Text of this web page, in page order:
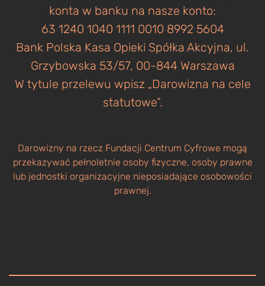
konta w banku na nasze konto:
63 1240 1040 1111 0010 8992 5604
Bank Polska Kasa Opieki Spółka Akcyjna, ul.
Grzybowska 53/57, 00-844 Warszawa
W tytule przelewu wpisz „Darowizna na cele
statutowe”.
Darowizny na rzecz Fundacji Centrum Cyfrowe mogą
przekazywać pełnoletnie osoby fizyczne, osoby prawne
lub jednostki organizacyjne nieposiadające osobowości
prawnej.